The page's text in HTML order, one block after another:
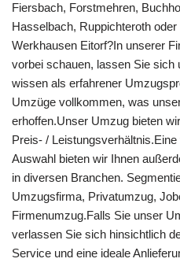
Fiersbach, Forstmehren,
Hasselbach, Ruppichteroth
Werkhausen Eitorf?In unserer
vorbei schauen, lassen Sie
wissen als erfahrener
Umzüge vollkommen, was
erhoffen.Unser Umzug bieten
Preis- /
Auswahl bieten wir Ihnen
in diversen Branchen.
Umzugsfirma, Privatumzug,
Firmenumzug.Falls Sie unser
verlassen Sie sich hinsichtlich
Service und eine ideale